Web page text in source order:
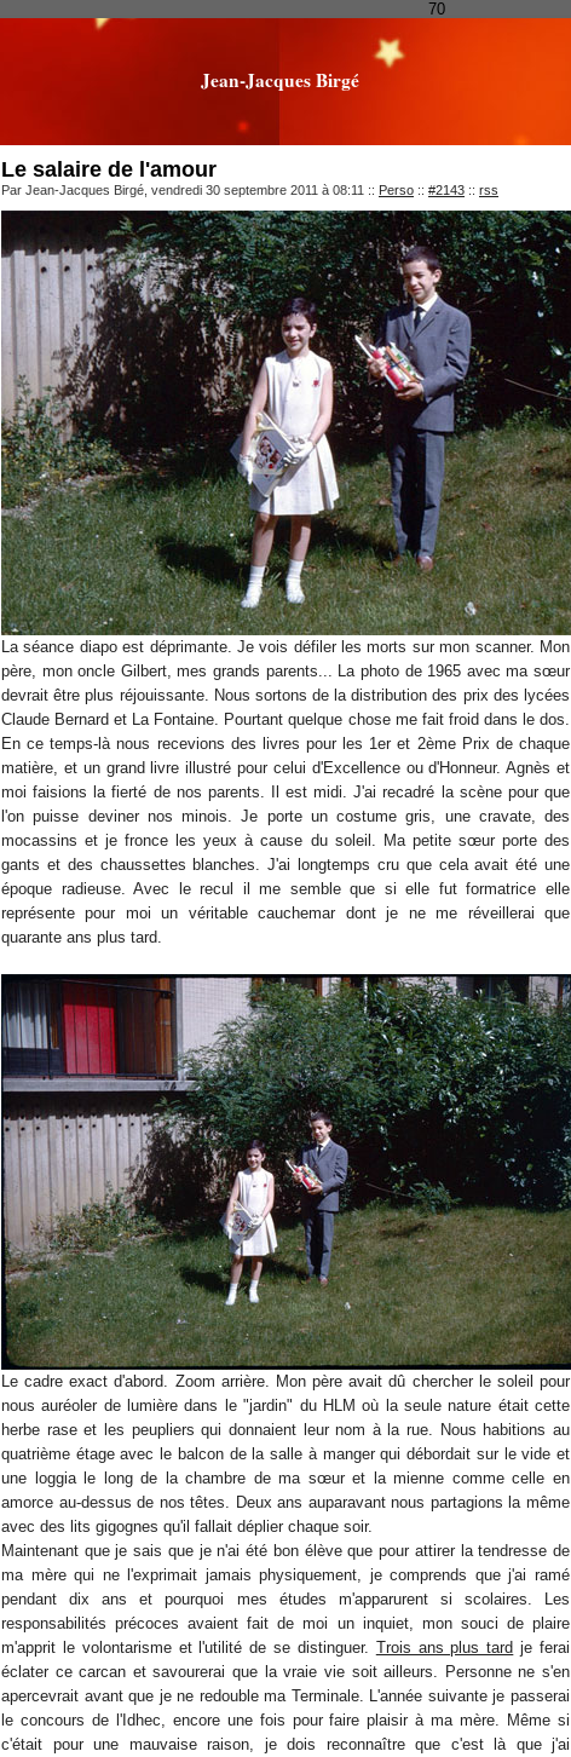
70
Jean-Jacques Birgé
Le salaire de l'amour
Par Jean-Jacques Birgé, vendredi 30 septembre 2011 à 08:11 :: Perso :: #2143 :: rss
La séance diapo est déprimante. Je vois défiler les morts sur mon scanner. Mon
père, mon oncle Gilbert, mes grands parents... La photo de 1965 avec ma sœur
devrait être plus réjouissante. Nous sortons de la distribution des prix des lycées
Claude Bernard et La Fontaine. Pourtant quelque chose me fait froid dans le dos.
En ce temps-là nous recevions des livres pour les 1er et 2ème Prix de chaque
matière, et un grand livre illustré pour celui d'Excellence ou d'Honneur. Agnès et
moi faisions la fierté de nos parents. Il est midi. J'ai recadré la scène pour que
l'on puisse deviner nos minois. Je porte un costume gris, une cravate, des
mocassins et je fronce les yeux à cause du soleil. Ma petite sœur porte des
gants et des chaussettes blanches. J'ai longtemps cru que cela avait été une
époque radieuse. Avec le recul il me semble que si elle fut formatrice elle
représente pour moi un véritable cauchemar dont je ne me réveillerai que
quarante ans plus tard.
Le cadre exact d'abord. Zoom arrière. Mon père avait dû chercher le soleil pour
nous auréoler de lumière dans le "jardin" du HLM où la seule nature était cette
herbe rase et les peupliers qui donnaient leur nom à la rue. Nous habitions au
quatrième étage avec le balcon de la salle à manger qui débordait sur le vide et
une loggia le long de la chambre de ma sœur et la mienne comme celle en
amorce au-dessus de nos têtes. Deux ans auparavant nous partagions la même
avec des lits gigognes qu'il fallait déplier chaque soir.
Maintenant que je sais que je n'ai été bon élève que pour attirer la tendresse de
ma mère qui ne l'exprimait jamais physiquement, je comprends que j'ai ramé
pendant dix ans et pourquoi mes études m'apparurent si scolaires. Les
responsabilités précoces avaient fait de moi un inquiet, mon souci de plaire
m'apprit le volontarisme et l'utilité de se distinguer. Trois ans plus tard je ferai
éclater ce carcan et savourerai que la vraie vie soit ailleurs. Personne ne s'en
apercevrait avant que je ne redouble ma Terminale. L'année suivante je passerai
le concours de l'Idhec, encore une fois pour faire plaisir à ma mère. Même si
c'était pour une mauvaise raison, je dois reconnaître que c'est là que j'ai